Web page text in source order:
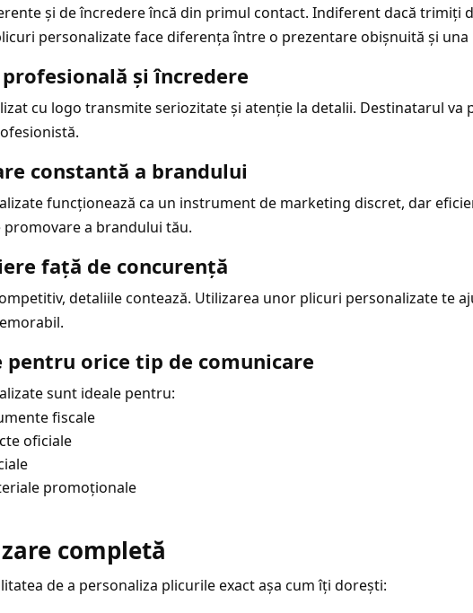
și de încredere încă din primul contact. Indiferent dacă trimiți
personalizate face diferența între o prezentare obișnuită și
și încredere
cu logo transmite seriozitate și atenție la detalii. Destinatarul va
constantă a brandului
funcționează ca un instrument de marketing discret, dar
a brandului tău.
față de concurență
detaliile contează. Utilizarea unor plicuri personalizate te
orice tip de comunicare
sunt ideale pentru:
fiscale
oficiale
promoționale
completă
de a personaliza plicurile exact așa cum îți dorești: